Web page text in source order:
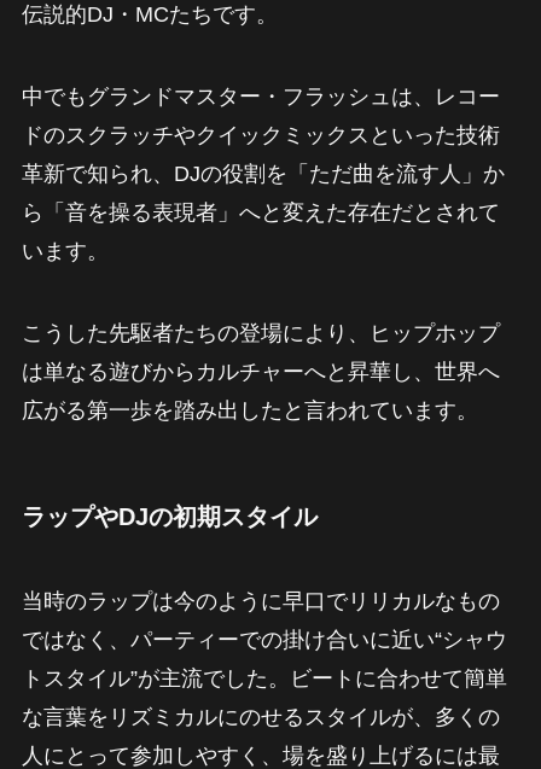
伝説的DJ・MCたちです。
中でもグランドマスター・フラッシュは、レコー
ドのスクラッチやクイックミックスといった技術
革新で知られ、DJの役割を「ただ曲を流す人」か
ら「音を操る表現者」へと変えた存在だとされて
います。
こうした先駆者たちの登場により、ヒップホップ
は単なる遊びからカルチャーへと昇華し、世界へ
広がる第一歩を踏み出したと言われています。
ラップやDJの初期スタイル
当時のラップは今のように早口でリリカルなもの
ではなく、パーティーでの掛け合いに近い“シャウ
トスタイル”が主流でした。ビートに合わせて簡単
な言葉をリズミカルにのせるスタイルが、多くの
人にとって参加しやすく、場を盛り上げるには最